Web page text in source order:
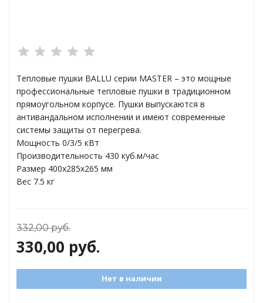
Тепловые пушки BALLU серии MASTER – это мощные
профессиональные тепловые пушки в традиционном
прямоугольном корпусе. Пушки выпускаются в
антивандальном исполнении и имеют современные
системы защиты от перегрева.
Мощность 0/3/5 кВт
Производительность 430 куб.м/час
Размер 400х285х265 мм
Вес 7.5 кг
332,00руб.
330,00 руб.
Нет в наличии